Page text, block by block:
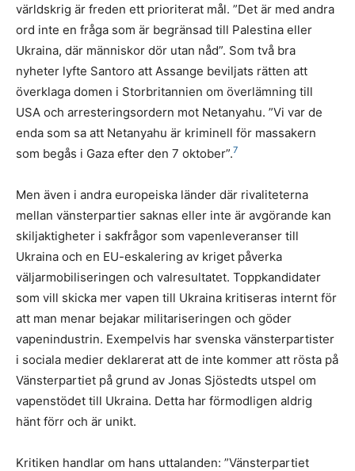
världskrig är freden ett prioriterat mål. ”Det är med andra
ord inte en fråga som är begränsad till Palestina eller
Ukraina, där människor dör utan nåd”. Som två bra
nyheter lyfte Santoro att Assange beviljats rätten att
överklaga domen i Storbritannien om överlämning till
USA och arresteringsordern mot Netanyahu. ”Vi var de
enda som sa att Netanyahu är kriminell för massakern
som begås i Gaza efter den 7 oktober”.7
Men även i andra europeiska länder där rivaliteterna
mellan vänsterpartier saknas eller inte är avgörande kan
skiljaktigheter i sakfrågor som vapenleveranser till
Ukraina och en EU-eskalering av kriget påverka
väljarmobiliseringen och valresultatet. Toppkandidater
som vill skicka mer vapen till Ukraina kritiseras internt för
att man menar bejakar militariseringen och göder
vapenindustrin. Exempelvis har svenska vänsterpartister
i sociala medier deklarerat att de inte kommer att rösta på
Vänsterpartiet på grund av Jonas Sjöstedts utspel om
vapenstödet till Ukraina. Detta har förmodligen aldrig
hänt förr och är unikt.
Kritiken handlar om hans uttalanden: ”Vänsterpartiet